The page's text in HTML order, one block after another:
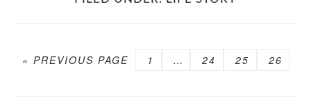
«GO
PREVIOUS PAGE PAGE
1
Interim
… PAGE
24 PAGE
25 PAGE
26